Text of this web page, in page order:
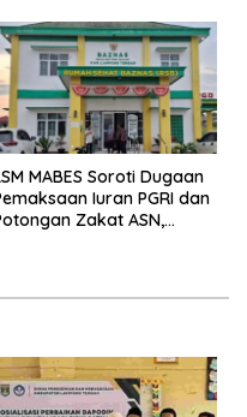
MABES Soroti Dugaan
Iuran PGRI dan
Zakat ASN,